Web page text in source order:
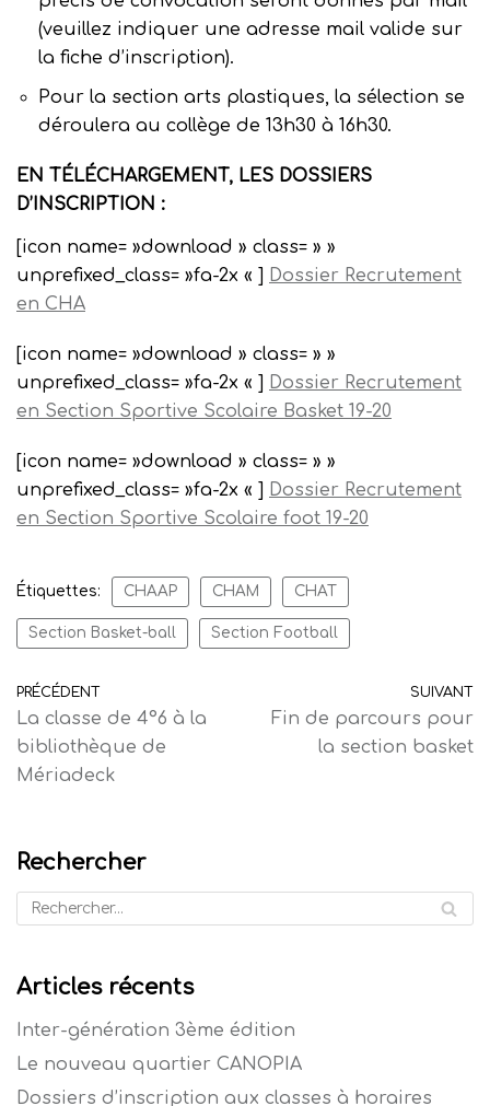
(veuillez indiquer une adresse mail valide sur
la fiche d’inscription).
Pour la section arts plastiques, la sélection se
déroulera au collège de 13h30 à 16h30.
EN TÉLÉCHARGEMENT, LES DOSSIERS
D’INSCRIPTION :
[icon name= »download » class= » »
unprefixed_class= »fa-2x « ] Dossier Recrutement
en CHA
[icon name= »download » class= » »
unprefixed_class= »fa-2x « ] Dossier Recrutement
en Section Sportive Scolaire Basket 19-20
[icon name= »download » class= » »
unprefixed_class= »fa-2x « ] Dossier Recrutement
en Section Sportive Scolaire foot 19-20
Étiquettes: CHAAP CHAM CHAT
Section Basket-ball Section Football
PRÉCÉDENT
La classe de 4°6 à la
bibliothèque de
Mériadeck
SUIVANT
Fin de parcours pour
la section basket
Rechercher
Articles récents
Inter-génération 3ème édition
Le nouveau quartier CANOPIA
Dossiers d’inscription aux classes à horaires